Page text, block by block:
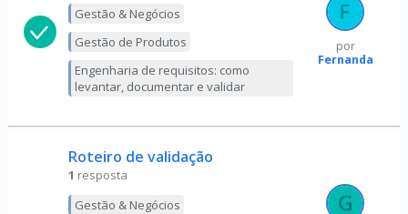
Gestão & Negócios
Gestão de Produtos
Engenharia de requisitos: como
levantar, documentar e validar
por
Fernanda
Roteiro de validação
1 resposta
Gestão & Negócios